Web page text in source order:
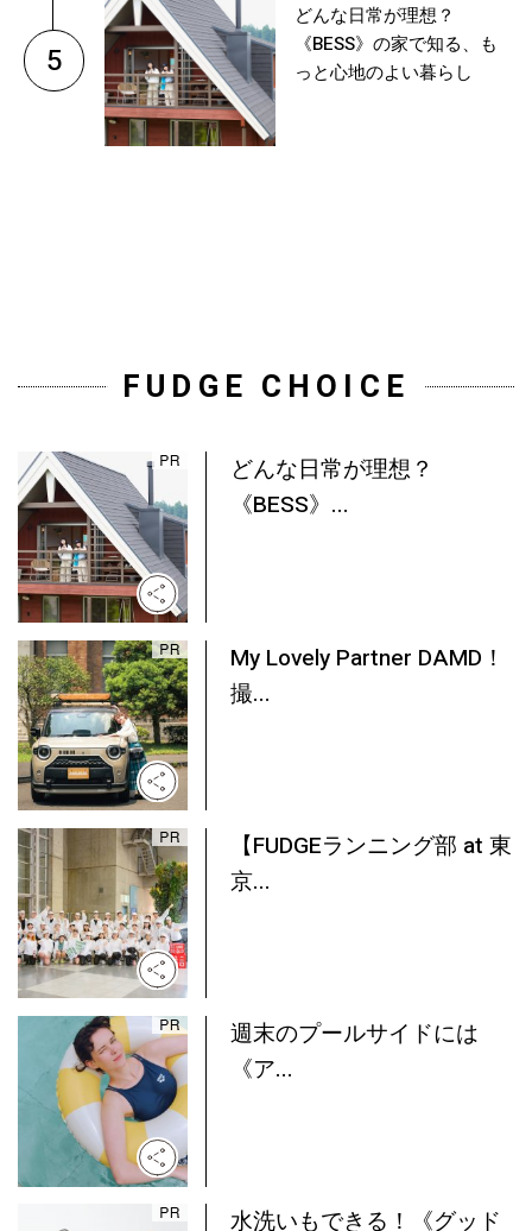
5
どんな日常が理想？
《BESS》の家で知る、も
っと心地のよい暮らし
FUDGE CHOICE
どんな日常が理想？
《BESS》...
My Lovely Partner DAMD！
撮...
【FUDGEランニング部 at 東
京...
週末のプールサイドには
《ア...
水洗いもできる！《グッド